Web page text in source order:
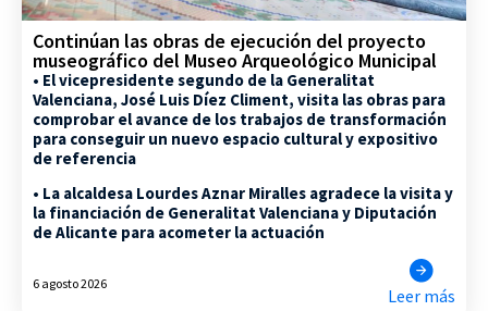
Continúan las obras de ejecución del proyecto
museográfico del Museo Arqueológico Municipal
• El vicepresidente segundo de la Generalitat
Valenciana, José Luis Díez Climent, visita las obras para
comprobar el avance de los trabajos de transformación
para conseguir un nuevo espacio cultural y expositivo
de referencia
• La alcaldesa Lourdes Aznar Miralles agradece la visita y
la financiación de Generalitat Valenciana y Diputación
de Alicante para acometer la actuación
6 agosto 2026
Leer más